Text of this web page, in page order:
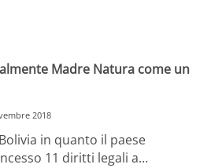
Madre Natura come un
2018
in quanto il paese
11 diritti legali a…